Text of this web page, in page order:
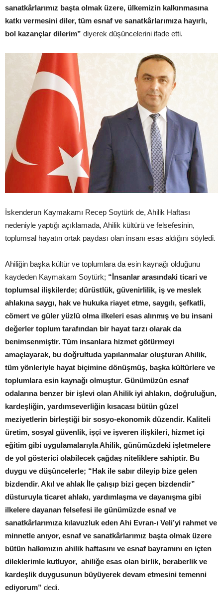
sanatkârlarımız başta olmak üzere, ülkemizin kalkınmasına
katkı vermesini diler, tüm esnaf ve sanatkârlarımıza hayırlı,
bol kazançlar dilerim” diyerek düşüncelerini ifade etti.
İskenderun Kaymakamı Recep Soytürk de, Ahilik Haftası
nedeniyle yaptığı açıklamada, Ahilik kültürü ve felsefesinin,
toplumsal hayatın ortak paydası olan insanı esas aldığını söyledi.
Ahiliğin başka kültür ve toplumlara da esin kaynağı olduğunu
kaydeden Kaymakam Soytürk; “İnsanlar arasındaki ticari ve
toplumsal ilişkilerde; dürüstlük, güvenirlilik, iş ve meslek
ahlakına saygı, hak ve hukuka riayet etme, saygılı, şefkatli,
cömert ve güler yüzlü olma ilkeleri esas alınmış ve bu insani
değerler toplum tarafından bir hayat tarzı olarak da
benimsenmiştir. Tüm insanlara hizmet götürmeyi
amaçlayarak, bu doğrultuda yapılanmalar oluşturan Ahilik,
tüm yönleriyle hayat biçimine dönüşmüş, başka kültürlere ve
toplumlara esin kaynağı olmuştur. Günümüzün esnaf
odalarına benzer bir işlevi olan Ahilik iyi ahlakın, doğruluğun,
kardeşliğin, yardımseverliğin kısacası bütün güzel
meziyetlerin birleştiği bir sosyo-ekonomik düzendir. Kaliteli
üretim, sosyal güvenlik, işçi ve işveren ilişkileri, hizmet içi
eğitim gibi uygulamalarıyla Ahilik, günümüzdeki işletmelere
de yol gösterici olabilecek çağdaş niteliklere sahiptir. Bu
duygu ve düşüncelerle; “Hak ile sabır dileyip bize gelen
bizdendir. Akıl ve ahlak İle çalışıp bizi geçen bizdendir”
düsturuyla ticaret ahlakı, yardımlaşma ve dayanışma gibi
ilkelere dayanan felsefesi ile günümüzde esnaf ve
sanatkârlarımıza kılavuzluk eden Ahi Evran-ı Veli’yi rahmet ve
minnetle anıyor, esnaf ve sanatkârlarımız başta olmak üzere
bütün halkımızın ahilik haftasını ve esnaf bayramını en içten
dileklerimle kutluyor, ahiliğe esas olan birlik, beraberlik ve
kardeşlik duygusunun büyüyerek devam etmesini temenni
ediyorum” dedi.